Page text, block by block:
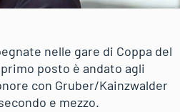
nelle gare di Coppa del
posto è andato agli
con Gruber/Kainzwalder
e mezzo.